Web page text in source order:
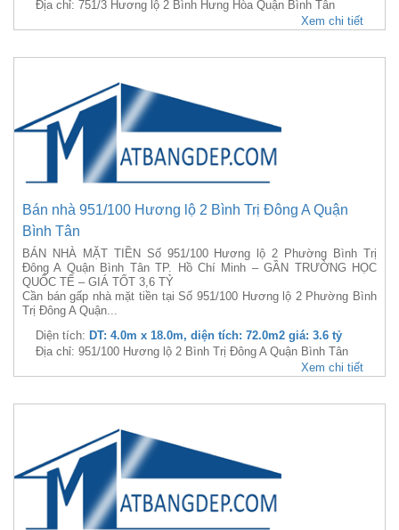
Địa chỉ: 751/3 Hương lộ 2 Bình Hưng Hòa Quận Bình Tân
Xem chi tiết
Bán nhà 951/100 Hương lộ 2 Bình Trị Đông A Quận
Bình Tân
BÁN NHÀ MẶT TIỀN Số 951/100 Hương lộ 2 Phường Bình Trị
Đông A Quận Bình Tân TP. Hồ Chí Minh – GẦN TRƯỜNG HỌC
QUỐC TẾ – GIÁ TỐT 3,6 TỶ
Cần bán gấp nhà mặt tiền tại Số 951/100 Hương lộ 2 Phường Bình
Trị Đông A Quận...
Diện tích: DT: 4.0m x 18.0m, diện tích: 72.0m2 giá: 3.6 tỷ
Địa chỉ: 951/100 Hương lộ 2 Bình Trị Đông A Quận Bình Tân
Xem chi tiết